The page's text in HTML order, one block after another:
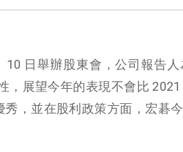
10 日舉辦股東會，公司報告
，展望今年的表現不會比
，並在股利政策方面，宏碁